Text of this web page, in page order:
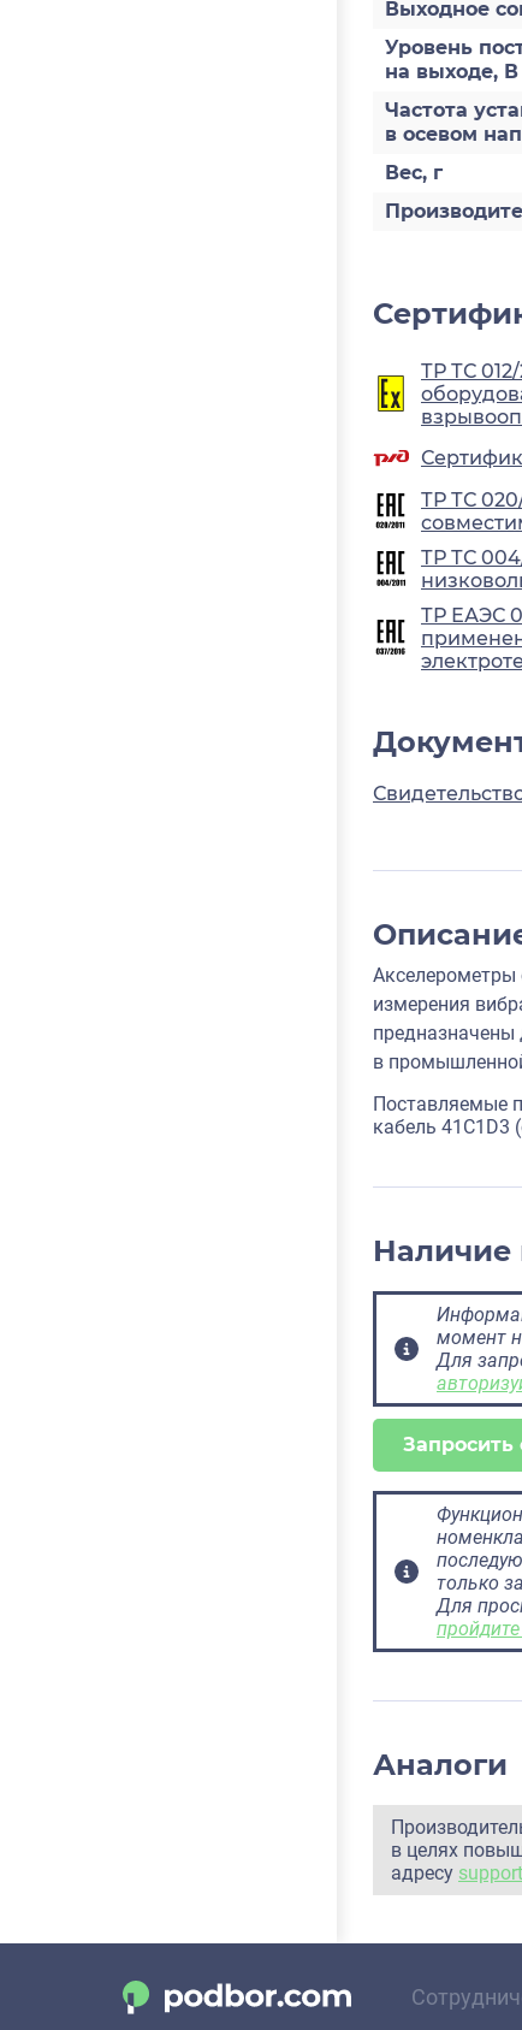
Выходное
Уровень
на выходе, В
Частота
в осевом
Вес, г
ТР ТС
ТР ТС
ТР ТС
ТР ЕАЭС
Акселерометры
измерения
предназначены
в
Поставляемые
кабель 41C1D3
Наличие
момент
Для
Запросить
только
Для
Аналоги
в целях
адресу